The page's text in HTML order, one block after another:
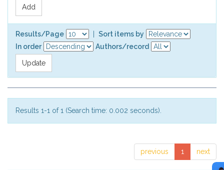
Results/Page
Sort items by
In order
Authors/record
Results 1-1 of 1 (Search time: 0.002 seconds).
previous 1 next